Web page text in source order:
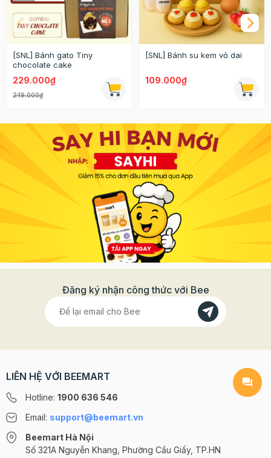
[SNL] Bánh gato Tiny
chocolate cake
229.000₫
249.000₫
[SNL] Bánh su kem vỏ dai
109.000₫
Đăng ký nhận công thức với Bee
LIÊN HỆ VỚI BEEMART
Hotline: 1900 636 546
Email: support@beemart.vn
Beemart Hà Nội
Số 321A Nguyễn Khang, Phường Cầu Giấy, TP.HN